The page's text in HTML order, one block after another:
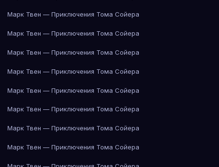
Марк Твен — Приключения Тома Сойера
Марк Твен — Приключения Тома Сойера
Марк Твен — Приключения Тома Сойера
Марк Твен — Приключения Тома Сойера
Марк Твен — Приключения Тома Сойера
Марк Твен — Приключения Тома Сойера
Марк Твен — Приключения Тома Сойера
Марк Твен — Приключения Тома Сойера